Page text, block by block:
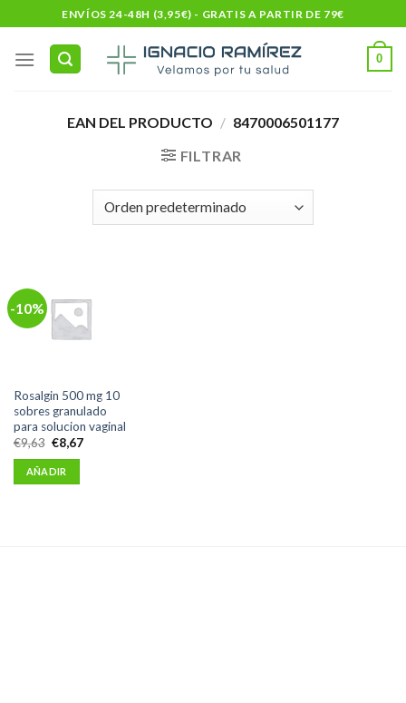
to
content
ENVÍOS 24-48H (3,95€) - GRATIS A PARTIR DE 79€
0
EAN DEL PRODUCTO / 8470006501177
FILTRAR
-10%
Rosalgin 500 mg 10
sobres granulado
para solucion vaginal
€9,63 El
precio
original
era:
€9,63.
€8,67El
AÑADIR